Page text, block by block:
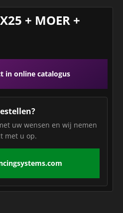
+ MOER +
in online catalogus
uw wensen en wij nemen
met u op.